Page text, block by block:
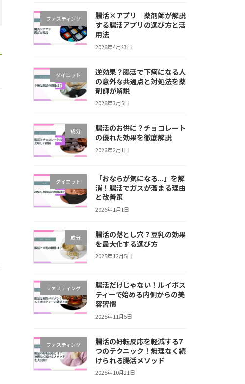
ファスティング
腸活×アプリ 薬剤師が解説
する腸活アプリの選び方と活
用法
2026年4月23日
ダイエット
逆効果？腸活で下痢になる人
の意外な共通点と対処法を薬
剤師が解説
2026年3月5日
成分
腸活のお供に？チョコレート
の優れた効果を徹底解説
2026年2月1日
ダイエット
「おならが気になる...」を解
消！腸活でガスが溜まる理由
と改善策
2026年1月1日
成分
腸活の落とし穴？豆乳の効果
を最大化する選び方
2025年12月5日
ファスティング
腸活だけじゃない！ルイボス
ティーで始める内側からの美
容習慣
2025年11月5日
ファスティング
腸活の好転反応を軽減する7
つのテクニック！無理なく続
けられる腸活メソッド
2025年10月21日